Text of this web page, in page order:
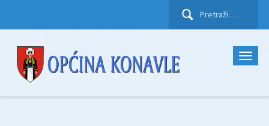
Pretraži: